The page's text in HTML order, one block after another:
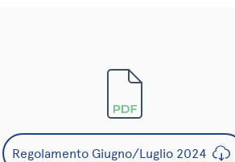
Regolamento Giugno/Luglio 2024